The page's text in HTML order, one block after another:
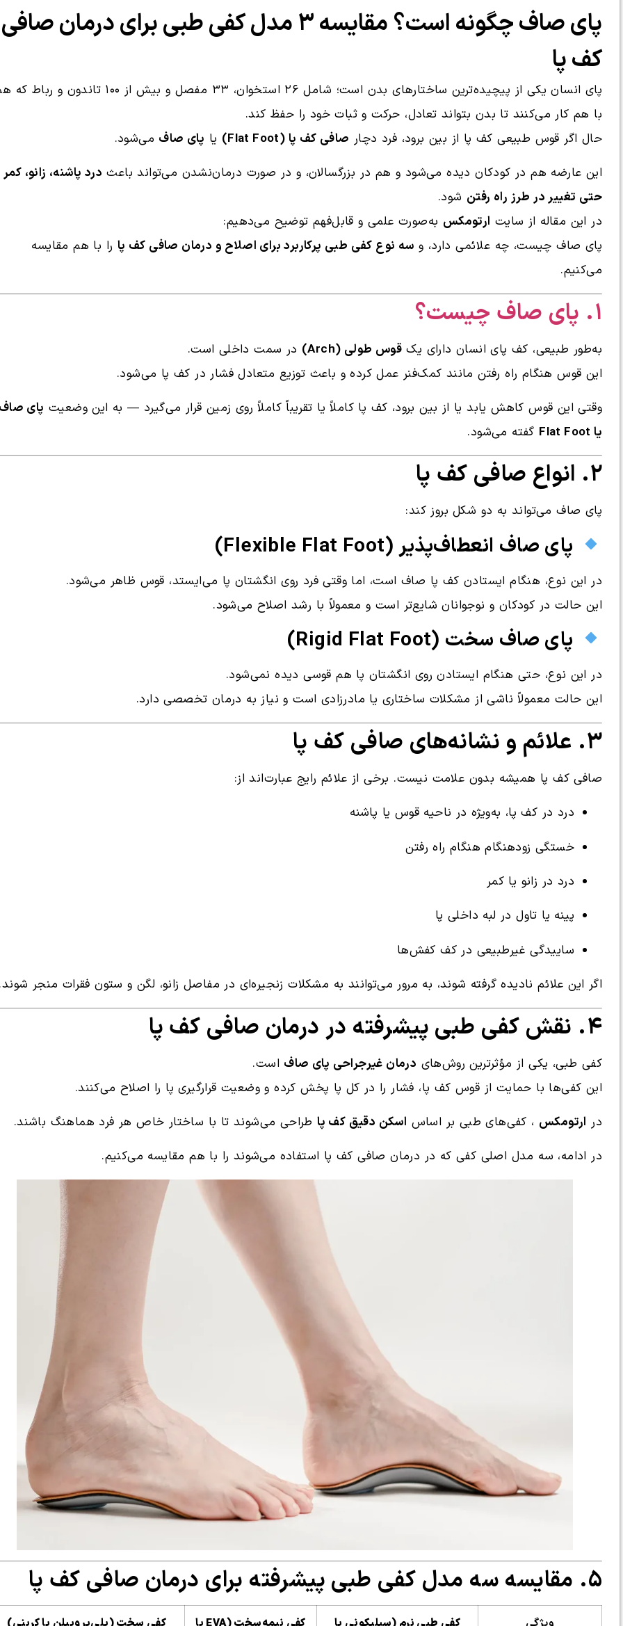
پای صاف چگونه است؟ مقایسه ۳ مدل کفی طبی برای درمان صافی
کف پا
پای انسان یکی از پیچیده‌ترین ساختارهای بدن است؛ شامل ۲۶ استخوان، ۳۳ مفصل و بیش از ۱۰۰ تاندون
با هم کار می‌کنند تا بدن بتواند تعادل، حرکت و ثبات خود را حفظ کند.
حال اگر قوس طبیعی کف پا از بین برود، فرد دچار صافی کف پا (Flat Foot) یا پای صاف می‌شود.
این عارضه هم در کودکان دیده می‌شود و هم در بزرگسالان، و در صورت درمان‌نشدن می‌تواند باعث درد پاشنه، زانو،
حتی تغییر در طرز راه رفتن شود.
در این مقاله از سایت ارتومکس به‌صورت علمی و قابل‌فهم توضیح می‌دهیم:
پای صاف چیست، چه علائمی دارد، و سه نوع کفی طبی پرکاربرد برای اصلاح و درمان صافی کف پا را با هم مقایسه
می‌کنیم.
۱. پای صاف چیست؟
به‌طور طبیعی، کف پای انسان دارای یک قوس طولی (Arch)
در سمت داخلی است.
این قوس هنگام راه رفتن مانند کمک‌فنر عمل کرده و باعث توزیع متعادل فشار در کف پا می‌شود.
وقتی این قوس کاهش یابد یا از بین برود، کف پا کاملاً یا تقریباً کاملاً روی زمین قرار می‌گیرد — به این وضعیت پای صاف
یا Flat Foot
گفته می‌شود.
۲. انواع صافی کف پا
پای صاف می‌تواند به دو شکل بروز کند:
پای صاف انعطاف‌پذیر (Flexible Flat Foot)
در این نوع، هنگام ایستادن کف پا صاف است، اما وقتی فرد روی انگشتان پا می‌ایستد، قوس ظاهر می‌شود.
این حالت در کودکان و نوجوانان شایع‌تر است و معمولاً با رشد اصلاح می‌شود.
پای صاف سخت (Rigid Flat Foot)
در این نوع، حتی هنگام ایستادن روی انگشتان پا هم قوسی دیده نمی‌شود.
این حالت معمولاً ناشی از مشکلات ساختاری یا مادرزادی است و نیاز به درمان تخصصی دارد.
۳. علائم و نشانه‌های صافی کف پا
صافی کف پا همیشه بدون علامت نیست. برخی از علائم رایج عبارت‌اند از:
درد در کف پا، به‌ویژه در ناحیه قوس یا پاشنه
خستگی زودهنگام هنگام راه رفتن
درد در زانو یا کمر
پینه یا تاول در لبه داخلی پا
ساییدگی غیرطبیعی در کف کفش‌ها
اگر این علائم نادیده گرفته شوند، به مرور می‌توانند به مشکلات زنجیره‌ای در مفاصل زانو، لگن و ستون فقرات منجر شوند.
۴. نقش کفی طبی پیشرفته در درمان صافی کف پا
کفی طبی، یکی از مؤثرترین روش‌های درمان غیرجراحی پای صاف است.
این کفی‌ها با حمایت از قوس کف پا، فشار را در کل پا پخش کرده و وضعیت قرارگیری پا را اصلاح می‌کنند.
در ارتومکس ، کفی‌های طبی بر اساس اسکن دقیق کف پاطراحی می‌شوند تا با ساختار خاص هر فرد هماهنگ باشند.
در ادامه، سه مدل اصلی کفی که در درمان صافی کف پا استفاده می‌شوند را با هم مقایسه می‌کنیم.
۵. مقایسه سه مدل کفی طبی پیشرفته برای درمان صافی کف پا